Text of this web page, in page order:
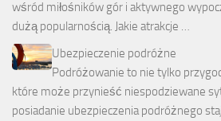
wśród miłośników gór i aktywnego
dużą popularnością. Jakie atrakcje …
Ubezpieczenie podróżne
Podróżowanie to nie tylko
które może przynieść niespodziewane
posiadanie ubezpieczenia podróżnego